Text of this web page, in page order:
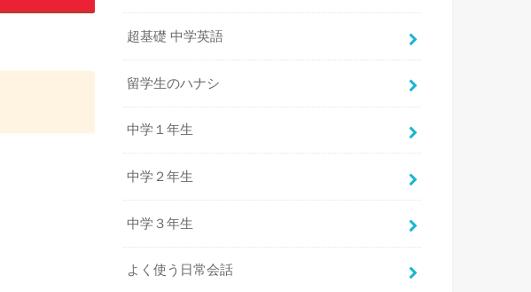
超基礎 中学英語
留学生のハナシ
中学１年生
中学２年生
中学３年生
よく使う日常会話